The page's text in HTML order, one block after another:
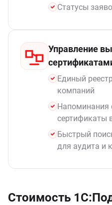
Статусы
Управление
Единый
компаний
Напоминания
сертификаты
Быстрый
для аудита и
Стоимость